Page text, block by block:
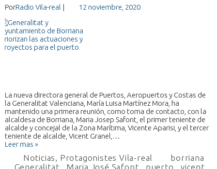
PorRadio Vila-real | 12 noviembre, 2020
La nueva directora general de Puertos, Aeropuertos y Costas de
la Generalitat Valenciana, María Luisa Martínez Mora, ha
mantenido una primera reunión, como toma de contacto, con la
alcaldesa de Borriana, Maria Josep Safont, el primer teniente de
alcalde y concejal de la Zona Marítima, Vicente Aparisi, y el tercer
teniente de alcalde, Vicent Granel,…
Leer mas »
Noticias Protagonistes Vila-real
borriana
Generalitat Maria José Safont puerto ,vicent